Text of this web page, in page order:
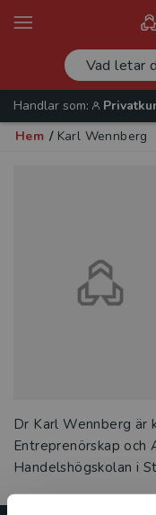
Handlar som:
Hem / Karl Wennberg
Dr Karl Wennberg är
Entreprenörskap och
Handelshögskolan i